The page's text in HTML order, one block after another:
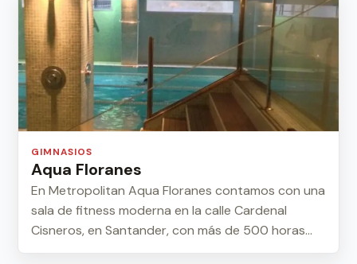
GIMNASIOS
Aqua Floranes
En Metropolitan Aqua Floranes contamos con una
sala de fitness moderna en la calle Cardenal
Cisneros, en Santander, con más de 500 horas
men...